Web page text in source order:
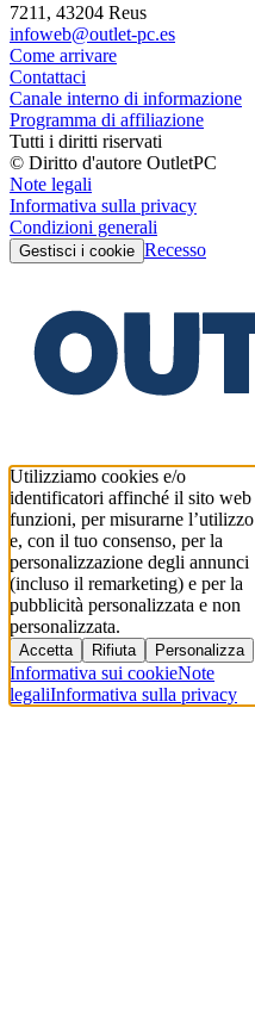
7211, 43204 Reus
infoweb@outlet-pc.es
Come arrivare
Contattaci
Canale interno di informazione
Programma di affiliazione
Tutti i diritti riservati
© Diritto d'autore OutletPC
Note legali
Informativa sulla privacy
Condizioni generali
Gestisci i cookie Recesso
Utilizziamo cookies e/o
identificatori affinché il sito web
funzioni, per misurarne l’utilizzo
e, con il tuo consenso, per la
personalizzazione degli annunci
(incluso il remarketing) e per la
pubblicità personalizzata e non
personalizzata.
Accetta Rifiuta Personalizza
Informativa sui cookieNote
legaliInformativa sulla privacy